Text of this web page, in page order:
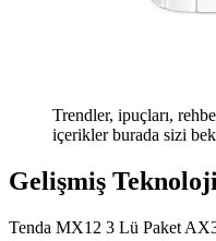
Trendler, ipuçları,
içerikler burada sizi
Gelişmiş
Tenda MX12 3 Lü Paket